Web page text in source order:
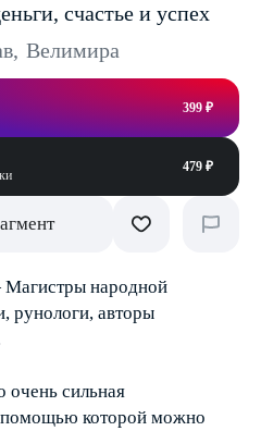
счастье и успех
, Велимира
399 ₽
479 ₽
народной
рунологи, авторы
сильная
помощью которой можно